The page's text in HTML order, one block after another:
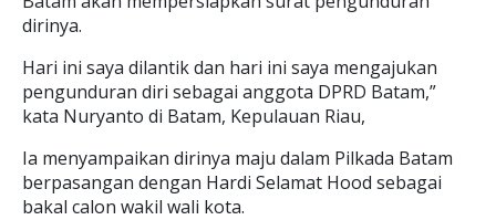
dirinya.
Hari ini saya dilantik dan hari ini saya mengajukan
pengunduran diri sebagai anggota DPRD Batam,”
kata Nuryanto di Batam, Kepulauan Riau,
Ia menyampaikan dirinya maju dalam Pilkada Batam
berpasangan dengan Hardi Selamat Hood sebagai
bakal calon wakil wali kota.